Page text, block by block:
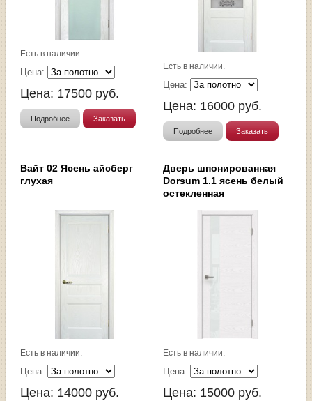
Есть в наличии.
Цена:
Цена: 17500 руб.
Подробнее Заказать
Есть в наличии.
Цена:
Цена: 16000 руб.
Подробнее Заказать
Вайт 02 Ясень айсберг
глухая
Есть в наличии.
Цена:
Цена: 14000 руб.
Дверь шпонированная
Dorsum 1.1 ясень белый
остекленная
Есть в наличии.
Цена:
Цена: 15000 руб.